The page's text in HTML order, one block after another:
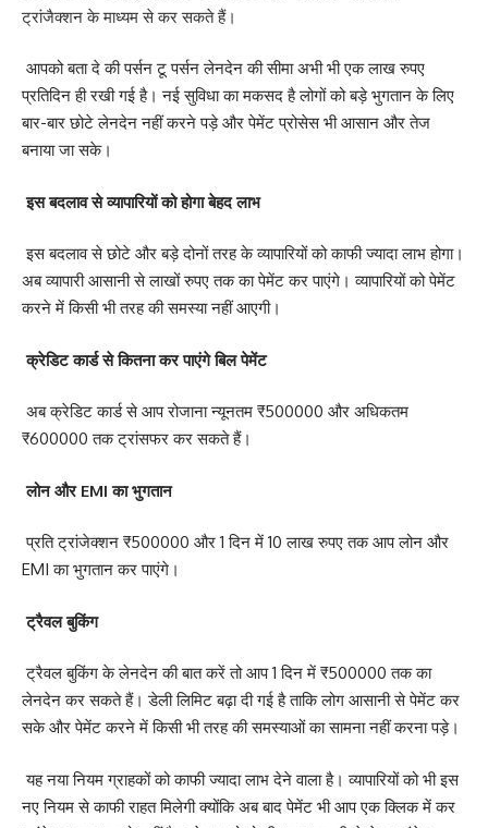
ट्रांजैक्शन के माध्यम से कर सकते हैं।
आपको बता दे की पर्सन टू पर्सन लेनदेन की सीमा अभी भी एक लाख रुपए
प्रतिदिन ही रखी गई है। नई सुविधा का मकसद है लोगों को बड़े भुगतान के लिए
बार-बार छोटे लेनदेन नहीं करने पड़े और पेमेंट प्रोसेस भी आसान और तेज
बनाया जा सके।
इस बदलाव से व्यापारियों को होगा बेहद लाभ
इस बदलाव से छोटे और बड़े दोनों तरह के व्यापारियों को काफी ज्यादा लाभ होगा।
अब व्यापारी आसानी से लाखों रुपए तक का पेमेंट कर पाएंगे। व्यापारियों को पेमेंट
करने में किसी भी तरह की समस्या नहीं आएगी।
क्रेडिट कार्ड से कितना कर पाएंगे बिल पेमेंट
अब क्रेडिट कार्ड से आप रोजाना न्यूनतम ₹500000 और अधिकतम
₹600000 तक ट्रांसफर कर सकते हैं।
लोन और EMI का भुगतान
प्रति ट्रांजेक्शन ₹500000 और 1 दिन में 10 लाख रुपए तक आप लोन और
EMI का भुगतान कर पाएंगे।
ट्रैवल बुकिंग
ट्रैवल बुकिंग के लेनदेन की बात करें तो आप 1 दिन में ₹500000 तक का
लेनदेन कर सकते हैं। डेली लिमिट बढ़ा दी गई है ताकि लोग आसानी से पेमेंट कर
सके और पेमेंट करने में किसी भी तरह की समस्याओं का सामना नहीं करना पड़े।
यह नया नियम ग्राहकों को काफी ज्यादा लाभ देने वाला है। व्यापारियों को भी इस
नए नियम से काफी राहत मिलेगी क्योंकि अब बाद पेमेंट भी आप एक क्लिक में कर